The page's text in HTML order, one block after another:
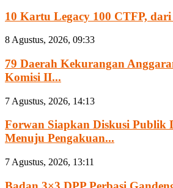
10 Kartu Legacy 100 CTFP,
8 Agustus, 2026, 09:33
79 Daerah Kekurangan
Komisi II...
7 Agustus, 2026, 14:13
Forwan Siapkan Diskusi Publik
Menuju Pengakuan...
7 Agustus, 2026, 13:11